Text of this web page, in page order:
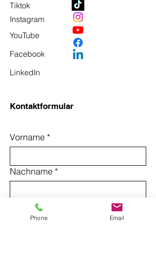
Tiktok
Instagram
YouTube
Facebook
LinkedIn
Kontaktformular
Vorname *
Nachname *
*
Phone Email